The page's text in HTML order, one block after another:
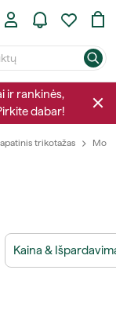
ir rankinės,
dabar!
trikotažas
Kaina &